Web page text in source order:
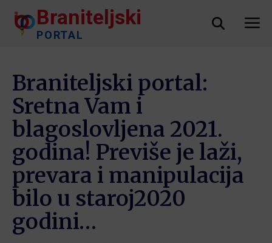
Braniteljski
PORTAL
Braniteljski portal:
Sretna Vam i
blagoslovljena 2021.
godina! Previše je laži,
prevara i manipulacija
bilo u staroj2020
godini…